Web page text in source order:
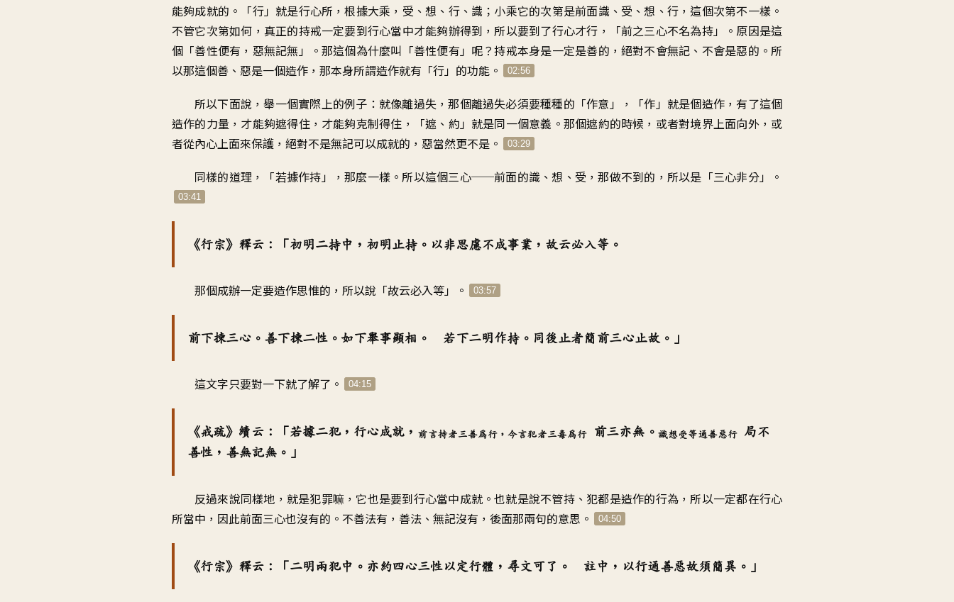
能夠成就的。「行」就是行心所，根據大乘，受、想、行、識；小乘它的次第是前面識、受、想、行，這個次第不一樣。
不管它次第如何，真正的持戒一定要到行心當中才能夠辦得到，所以要到了行心才行，「前之三心不名為持」。原因是這
個「善性便有，惡無記無」。那這個為什麼叫「善性便有」呢？持戒本身是一定是善的，絕對不會無記、不會是惡的。所
以那這個善、惡是一個造作，那本身所謂造作就有「行」的功能。
02:56
所以下面說，舉一個實際上的例子：就像離過失，那個離過失必須要種種的「作意」，「作」就是個造作，有了這個
造作的力量，才能夠遮得住，才能夠克制得住，「遮、約」就是同一個意義。那個遮約的時候，或者對境界上面向外，或
者從內心上面來保護，絕對不是無記可以成就的，惡當然更不是。
03:29
同樣的道理，「若據作持」，那麼一樣。所以這個三心──前面的識、想、受，那做不到的，所以是「三心非分」。
03:41
《行宗》釋云：「初明二持中，初明止持。以非思慮不成事業，故云必入等。
那個成辦一定要造作思惟的，所以說「故云必入等」。 03:57
前下揀三心。善下揀二性。如下舉事顯相。 若下二明作持。同後止者簡前三心止故。」
這文字只要對一下就了解了。 04:15
《戒疏》續云：「若據二犯，行心成就， 前言持者三善為行，今言犯者三毒為行 前三亦無。 識想受等通善惡行局不
善性，善無記無。」
反過來說同樣地，就是犯罪嘛，它也是要到行心當中成就。也就是說不管持、犯都是造作的行為，所以一定都在行心
所當中，因此前面三心也沒有的。不善法有，善法、無記沒有，後面那兩句的意思。
04:50
《行宗》釋云：「二明兩犯中。亦約四心三性以定行體，尋文可了。 註中，以行通善惡故須簡異。」